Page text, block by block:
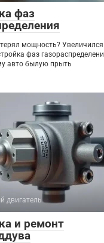
фаз
мощность? Увеличился
фаз
авто былую прыть
двигатель
и ремонт